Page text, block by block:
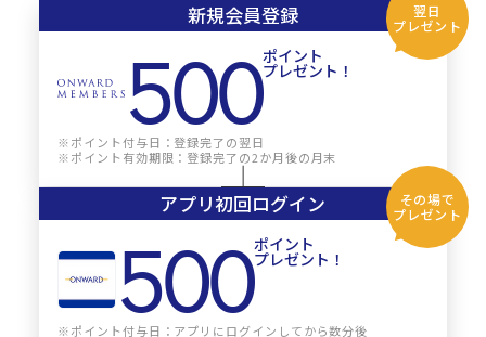
翌日
プレゼント
新規会員登録
500ポイント
プレゼント！
※ポイント付与日：登録完了の翌日
※ポイント有効期限：登録完了の2か月後の月末
その場で
プレゼント
アプリ初回ログイン
500ポイント
プレゼント！
※ポイント付与日：アプリにログインしてから数分後